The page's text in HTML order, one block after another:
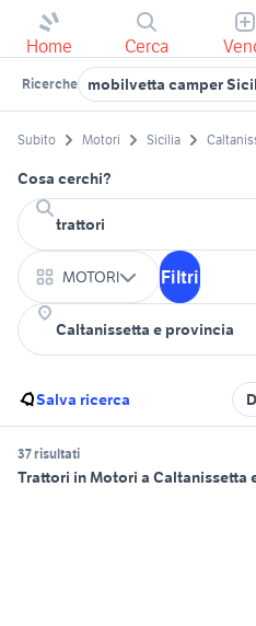
Home Cerca
Ricerche mobilvetta camper
Subito Motori Sicilia
Cosa cerchi?
MOTORI Filtri
Salva ricerca
37 risultati
Trattori in Motori a Caltanissetta